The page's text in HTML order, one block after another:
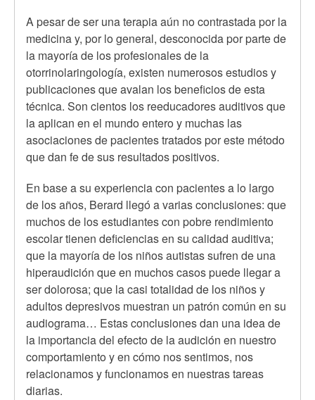
A pesar de ser una terapia aún no contrastada por la
medicina y, por lo general, desconocida por parte de
la mayoría de los profesionales de la
otorrinolaringología, existen numerosos estudios y
publicaciones que avalan los beneficios de esta
técnica. Son cientos los reeducadores auditivos que
la aplican en el mundo entero y muchas las
asociaciones de pacientes tratados por este método
que dan fe de sus resultados positivos.
En base a su experiencia con pacientes a lo largo
de los años, Berard llegó a varias conclusiones: que
muchos de los estudiantes con pobre rendimiento
escolar tienen deficiencias en su calidad auditiva;
que la mayoría de los niños autistas sufren de una
hiperaudición que en muchos casos puede llegar a
ser dolorosa; que la casi totalidad de los niños y
adultos depresivos muestran un patrón común en su
audiograma… Estas conclusiones dan una idea de
la importancia del efecto de la audición en nuestro
comportamiento y en cómo nos sentimos, nos
relacionamos y funcionamos en nuestras tareas
diarias.